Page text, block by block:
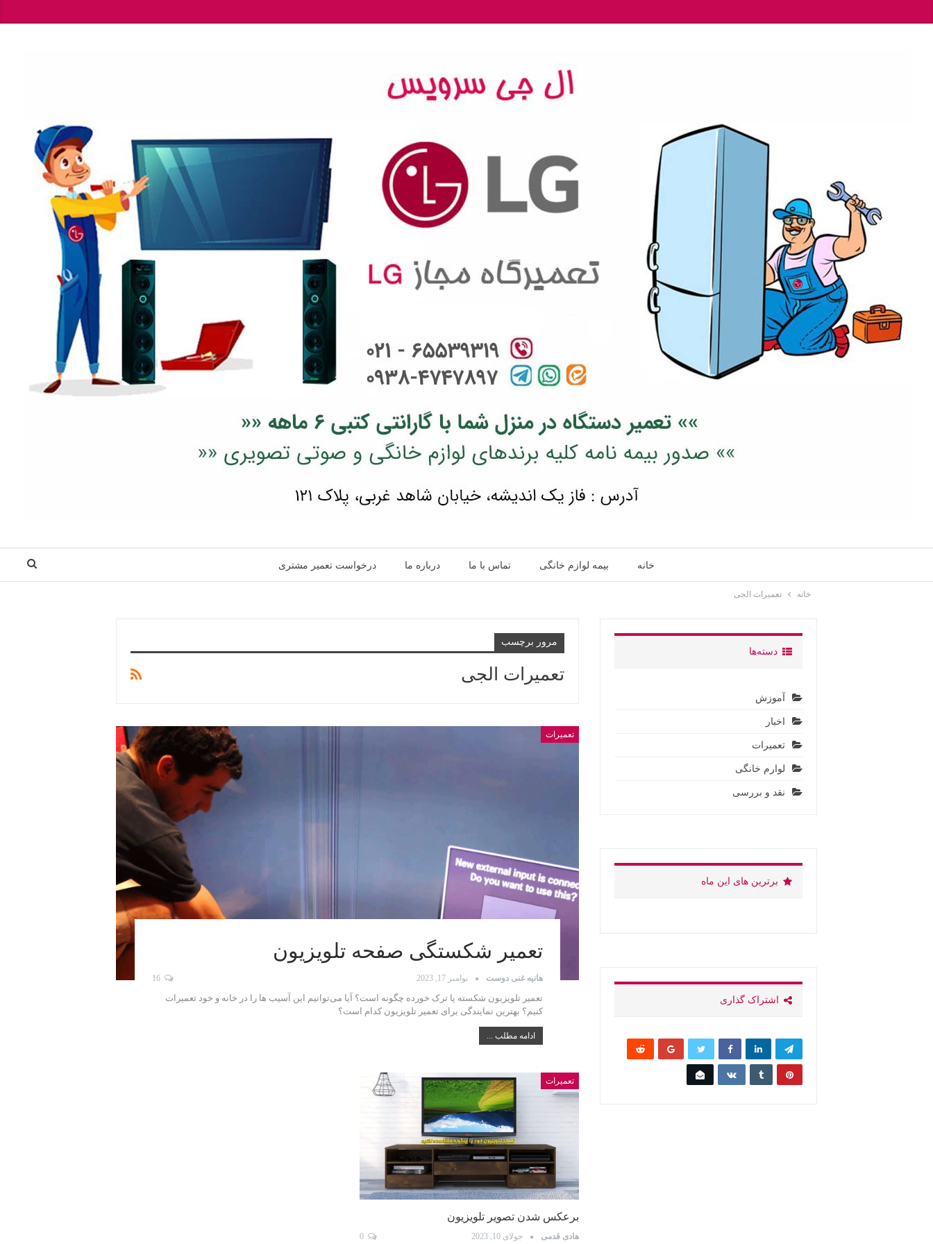
خانه بیمه لوازم خانگی تماس با ما درباره ما درخواست تعمیر مشتری
خانه تعمیرات الجی
مرور برچسب
تعمیرات الجی
تعمیرات
تعمیر شکستگی صفحه تلویزیون
هانیه غنی دوست نوامبر 17, 2023 16
تعمیر تلویزیون شکسته یا ترک خورده چگونه است؟ آیا می‌توانیم این آسیب ها را در خانه و خود تعمیرات
کنیم؟‌ بهترین نمایندگی برای تعمیر تلویزیون کدام است؟
ادامه مطلب ...
تعمیرات
برعکس شدن تصویر تلویزیون
هادی قدمی جولای 10, 2023
دسته‌ها
آموزش
اخبار
تعمیرات
لوارم خانگی
نقد و بررسی
برترین های این ماه
اشتراک گذاری